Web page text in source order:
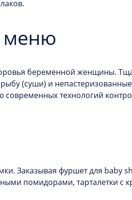
меню
беременной женщины.
(суши) и
технологий
Заказывая фуршет для baby
помидорами, тарталетки с